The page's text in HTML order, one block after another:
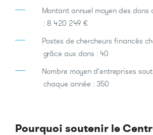
Montant annuel moyen des dons
: 8 420 249 €
Postes de chercheurs financés
grâce aux dons : 40
Nombre moyen d’entreprises
chaque année : 350
Pourquoi soutenir le